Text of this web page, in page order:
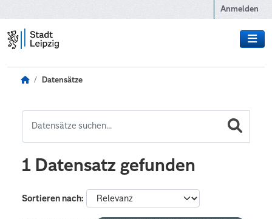
Anmelden
Datensätze
1 Datensatz gefunden
Sortieren nach